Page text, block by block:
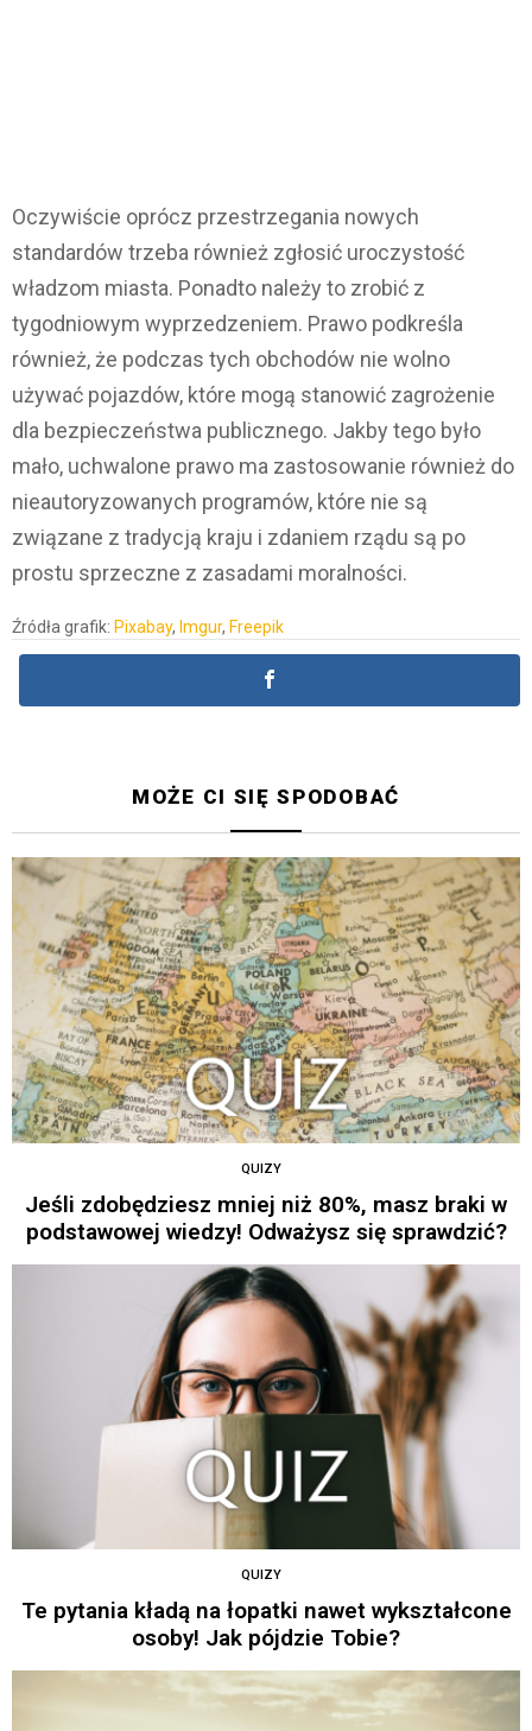
Oczywiście oprócz przestrzegania nowych
standardów trzeba również zgłosić uroczystość
władzom miasta. Ponadto należy to zrobić z
tygodniowym wyprzedzeniem. Prawo podkreśla
również, że podczas tych obchodów nie wolno
używać pojazdów, które mogą stanowić zagrożenie
dla bezpieczeństwa publicznego. Jakby tego było
mało, uchwalone prawo ma zastosowanie również do
nieautoryzowanych programów, które nie są
związane z tradycją kraju i zdaniem rządu są po
prostu sprzeczne z zasadami moralności.
Źródła grafik: Pixabay, Imgur, Freepik
MOŻE CI SIĘ SPODOBAĆ
QUIZY
Jeśli zdobędziesz mniej niż 80%, masz braki w
podstawowej wiedzy! Odważysz się sprawdzić?
QUIZY
Te pytania kładą na łopatki nawet wykształcone
osoby! Jak pójdzie Tobie?